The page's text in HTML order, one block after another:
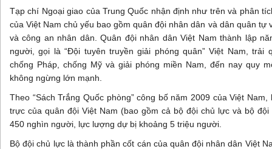
Tạp chí Ngoại giao của Trung Quốc nhận định như trên và phân
của Việt Nam chủ yếu bao gồm quân đội nhân dân và dân quân tự
và công an nhân dân. Quân đội nhân dân Việt Nam thành lập
người, gọi là “Đội tuyên truyền giải phóng quân” Việt Nam, trải
chống Pháp, chống Mỹ và giải phóng miền Nam, đến nay quy
không ngừng lớn mạnh.
Theo “Sách Trắng Quốc phòng” công bố năm 2009 của Việt
trực của quân đội Việt Nam (bao gồm cả bộ đội chủ lực và bộ
450 nghìn người, lực lượng dự bị khoảng 5 triệu người.
Bộ đội chủ lực là thành phần cốt cán của quân đội nhân dân Việt